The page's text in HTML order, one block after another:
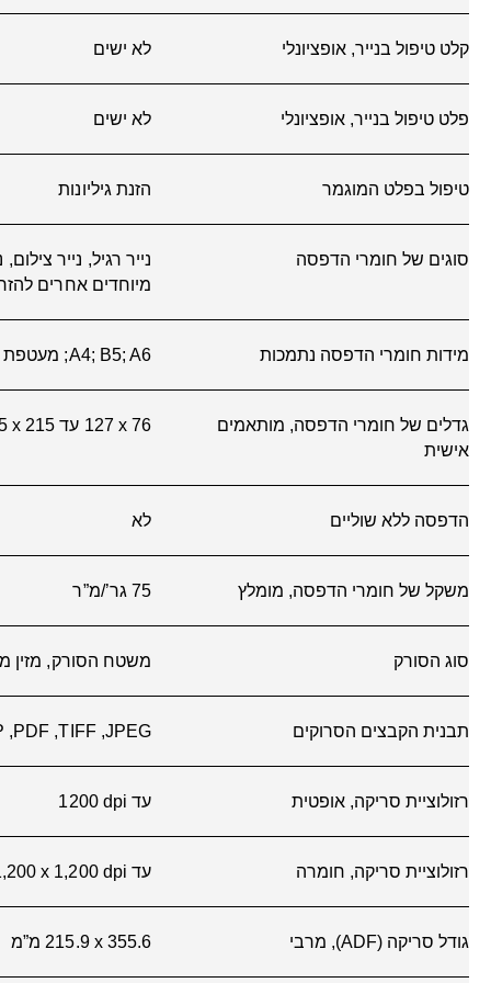
משקל של חומרי הדפסה, מומלץ 75 גר’/מ”ר
סוג הסורק משטח הסורק, מזין
תבנית הקבצים הסרוקים JPEG‏, TIFF‏, PDF‏, BMP‏, PNG
רזולוציית סריקה, אופטית עד 1200‎ dpi
גודל סריקה, מרבי ‎216 x 297 מ”מ
מהירות סריקה (רגילה, A4) לא ישים
מהירות סריקה דו-צדדית (רגילה, A4) לא ישים
מהירות סריקה דו-צדדית (רגילה, Letter‏) N/A
מהירות סריקה (רגילה, Letter) N/A
קיבולת מזין המסמכים האוטומטי (ADF‏) סטנדרט, 35 גיליונות
טכנולוגיית סריקה חיישן Contact Image Sensor ‏(CIS)
מהירות העתקה בשחור (ISO‏) עד 6 עותקים לדקה 3